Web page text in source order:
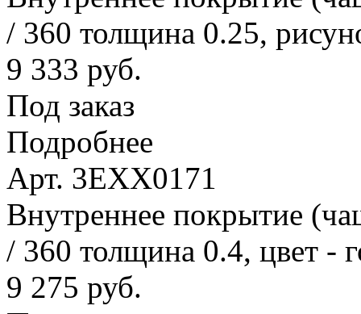
/ 360 толщина 0.25,
9 333 руб.
Под заказ
Подробнее
Арт. 3EXX0171
Внутреннее покрытие
/ 360 толщина 0.4, цвет -
9 275 руб.